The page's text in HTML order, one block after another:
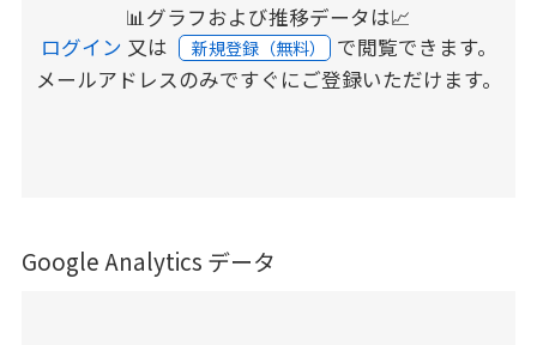
📊グラフおよび推移データは📈
ログイン 又は 新規登録（無料） で閲覧できます。
メールアドレスのみですぐにご登録いただけます。
Google Analytics データ